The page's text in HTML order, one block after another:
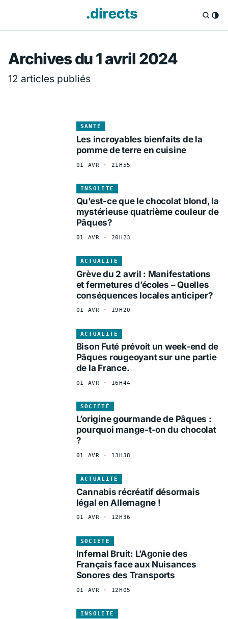
Directs.fr —
Archives du 1 avril 2024
12 articles publiés
SANTÉ
Les incroyables bienfaits de la
pomme de terre en cuisine
01 AVR · 21H55
INSOLITE
Qu’est-ce que le chocolat blond, la
mystérieuse quatrième couleur de
Pâques?
01 AVR · 20H23
ACTUALITÉ
Grève du 2 avril : Manifestations
et fermetures d’écoles – Quelles
conséquences locales anticiper?
01 AVR · 19H20
ACTUALITÉ
Bison Futé prévoit un week-end de
Pâques rougeoyant sur une partie
de la France.
01 AVR · 16H44
SOCIÉTÉ
L’origine gourmande de Pâques :
pourquoi mange-t-on du chocolat
?
01 AVR · 13H38
ACTUALITÉ
Cannabis récréatif désormais
légal en Allemagne !
01 AVR · 12H36
SOCIÉTÉ
Infernal Bruit: L’Agonie des
Français face aux Nuisances
Sonores des Transports
01 AVR · 12H05
INSOLITE